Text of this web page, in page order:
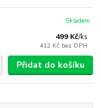
499 Kč/ks
412 Kč bez DPH
Skladem
Přidat do košíku